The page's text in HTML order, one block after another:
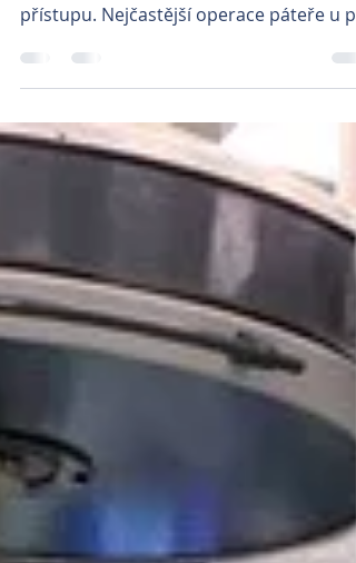
5. 6. 2023
Minut čtení: 2
Operace páteře u psa
míchy (meningeomu), zjednání
přístupu. Nejčastější operace páteře u